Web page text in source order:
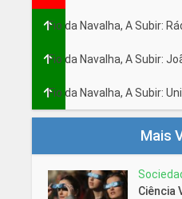
Fio da Navalha, A Subir:
Fio da Navalha, A Subir:
Fio da Navalha, A Subir:
Mais
Ciência